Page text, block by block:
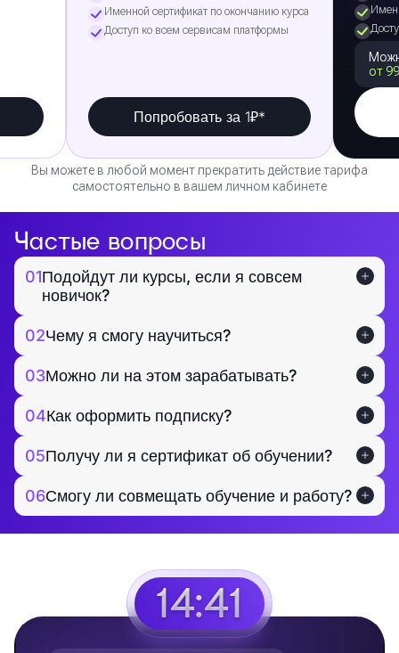
Именной сертификат по окончанию курса
Доступ ко всем сервисам платформы
Попробовать за 1₽*
от
Вы можете в любой момент прекратить действие тарифа
самостоятельно в вашем личном кабинете
Частые вопросы
01Подойдут ли курсы, если я совсем
новичок?
02Чему я смогу научиться?
03Можно ли на этом зарабатывать?
04Как оформить подписку?
05Получу ли я сертификат об обучении?
06Смогу ли совмещать обучение и работу?
14:40